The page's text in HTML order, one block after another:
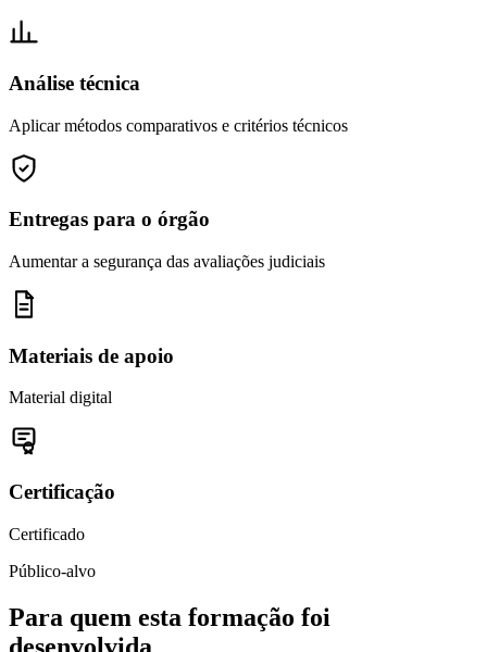
Análise técnica
Aplicar métodos comparativos e critérios técnicos
Entregas para o órgão
Aumentar a segurança das avaliações judiciais
Materiais de apoio
Material digital
Certificação
Certificado
Público-alvo
Para quem esta formação foi
desenvolvida